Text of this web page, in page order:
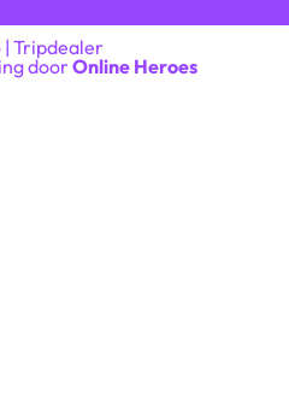
Tripdealer
doorOnline Heroes